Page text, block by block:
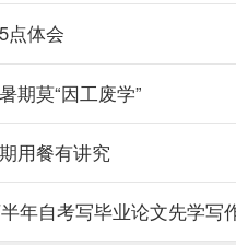
点体会
期莫“因工废学”
用餐有讲究
年自考写毕业论文先学写